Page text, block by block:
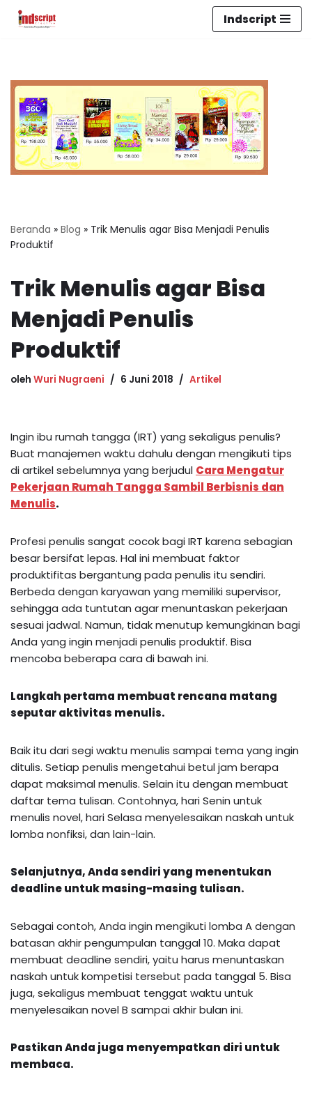
Indscript
Beranda » Blog » Trik Menulis agar Bisa Menjadi Penulis
Produktif
Trik Menulis agar Bisa
Menjadi Penulis
Produktif
oleh Wuri Nugraeni 6 Juni 2018 Artikel
Ingin ibu rumah tangga (IRT) yang sekaligus penulis?
Buat manajemen waktu dahulu dengan mengikuti tips
di artikel sebelumnya yang berjudul Cara Mengatur
Pekerjaan Rumah Tangga Sambil Berbisnis dan
Menulis.
Profesi penulis sangat cocok bagi IRT karena sebagian
besar bersifat lepas. Hal ini membuat faktor
produktifitas bergantung pada penulis itu sendiri.
Berbeda dengan karyawan yang memiliki supervisor,
sehingga ada tuntutan agar menuntaskan pekerjaan
sesuai jadwal. Namun, tidak menutup kemungkinan bagi
Anda yang ingin menjadi penulis produktif. Bisa
mencoba beberapa cara di bawah ini.
Langkah pertama membuat rencana matang
seputar aktivitas menulis.
Baik itu dari segi waktu menulis sampai tema yang ingin
ditulis. Setiap penulis mengetahui betul jam berapa
dapat maksimal menulis. Selain itu dengan membuat
daftar tema tulisan. Contohnya, hari Senin untuk
menulis novel, hari Selasa menyelesaikan naskah untuk
lomba nonfiksi, dan lain-lain.
Selanjutnya, Anda sendiri yang menentukan
deadline untuk masing-masing tulisan.
Sebagai contoh, Anda ingin mengikuti lomba A dengan
batasan akhir pengumpulan tanggal 10. Maka dapat
membuat deadline sendiri, yaitu harus menuntaskan
naskah untuk kompetisi tersebut pada tanggal 5. Bisa
juga, sekaligus membuat tenggat waktu untuk
menyelesaikan novel B sampai akhir bulan ini.
Pastikan Anda juga menyempatkan diri untuk
membaca.